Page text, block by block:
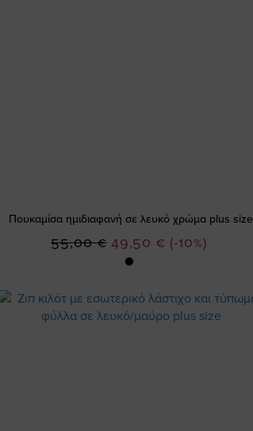
Πουκαμίσα ημιδιαφανή σε λευκό χρώμα plus size
(-10%)
Ειδική
Τιμή
49,50 €
55,00 €